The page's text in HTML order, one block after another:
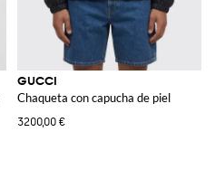
GUCCI
Chaqueta con capucha de piel
3200,00 €